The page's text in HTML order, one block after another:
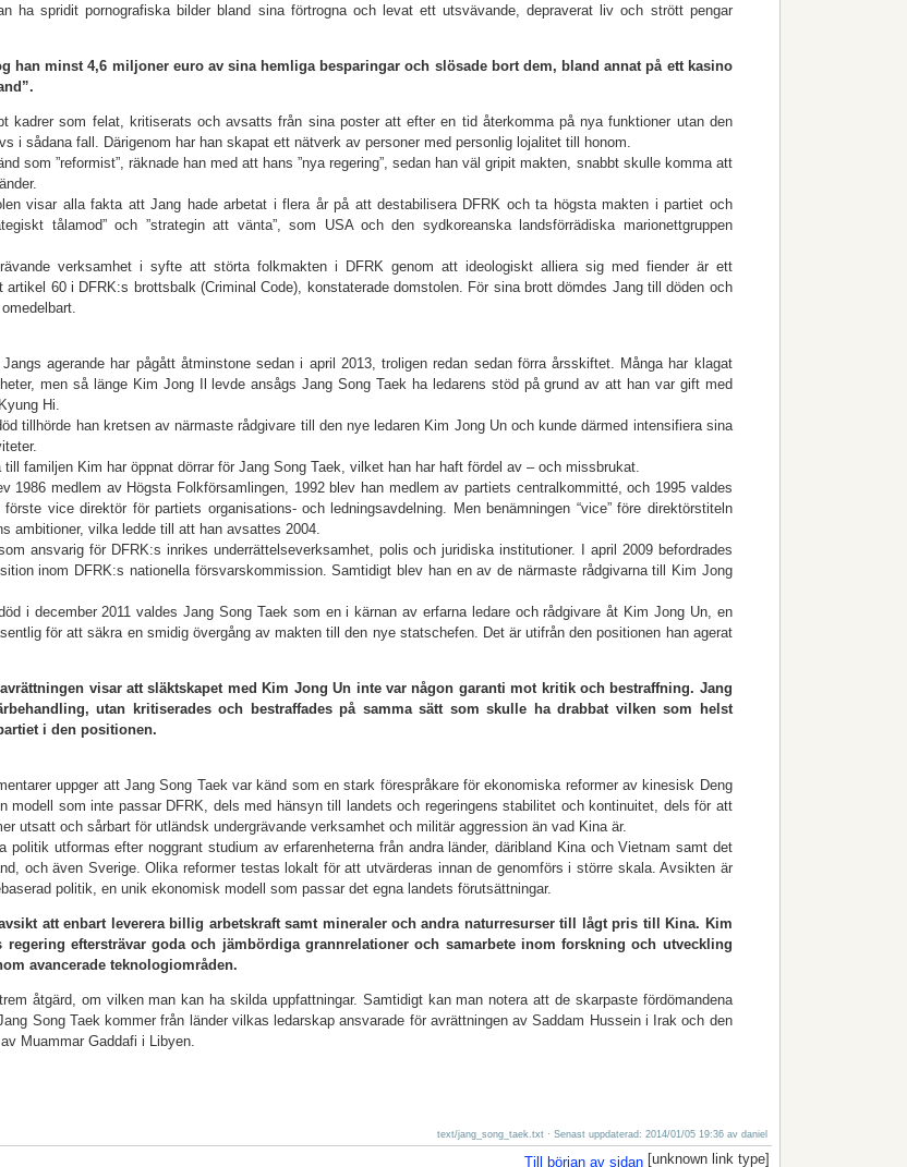
ha spridit pornografiska bilder bland sina förtrogna och levat ett utsvävande, depraverat liv och strött pengar
han minst 4,6 miljoner euro av sina hemliga besparingar och slösade bort dem, bland annat på ett kasino
kadrer som felat, kritiserats och avsatts från sina poster att efter en tid återkomma på nya funktioner utan den
i sådana fall. Därigenom har han skapat ett nätverk av personer med personlig lojalitet till honom.
som ”reformist”, räknade han med att hans ”nya regering”, sedan han väl gripit makten, snabbt skulle komma att
visar alla fakta att Jang hade arbetat i flera år på att destabilisera DFRK och ta högsta makten i partiet och
tålamod” och ”strategin att vänta”, som USA och den sydkoreanska landsförrädiska marionettgruppen
verksamhet i syfte att störta folkmakten i DFRK genom att ideologiskt alliera sig med fiender är ett
artikel 60 i DFRK:s brottsbalk (Criminal Code), konstaterade domstolen. För sina brott dömdes Jang till döden och
agerande har pågått åtminstone sedan i april 2013, troligen redan sedan förra årsskiftet. Många har klagat
men så länge Kim Jong Il levde ansågs Jang Song Taek ha ledarens stöd på grund av att han var gift med
Hi.
tillhörde han kretsen av närmaste rådgivare till den nye ledaren Kim Jong Un och kunde därmed intensifiera sina
till familjen Kim har öppnat dörrar för Jang Song Taek, vilket han har haft fördel av – och missbrukat.
1986 medlem av Högsta Folkförsamlingen, 1992 blev han medlem av partiets centralkommitté, och 1995 valdes
vice direktör för partiets organisations- och ledningsavdelning. Men benämningen “vice” före direktörstiteln
ambitioner, vilka ledde till att han avsattes 2004.
ansvarig för DFRK:s inrikes underrättelseverksamhet, polis och juridiska institutioner. I april 2009 befordrades
inom DFRK:s nationella försvarskommission. Samtidigt blev han en av de närmaste rådgivarna till Kim Jong
i december 2011 valdes Jang Song Taek som en i kärnan av erfarna ledare och rådgivare åt Kim Jong Un, en
för att säkra en smidig övergång av makten till den nye statschefen. Det är utifrån den positionen han agerat
visar att släktskapet med Kim Jong Un inte var någon garanti mot kritik och bestraffning. Jang
utan kritiserades och bestraffades på samma sätt som skulle ha drab­bat vilken som helst
i den positionen.
uppger att Jang Song Taek var känd som en stark förespråkare för ekonomiska reformer av kinesisk Deng
modell som inte passar DFRK, dels med hänsyn till landets och regeringens stabilitet och kontinuitet, dels för att
utsatt och sårbart för utländsk undergrävande verksamhet och militär aggression än vad Kina är.
politik utformas efter noggrant studium av erfarenheterna från andra länder, däribland Kina och Vietnam samt det
och även Sverige. Olika reformer testas lokalt för att utvärderas innan de genomförs i större skala. Avsikten är
politik, en unik ekonomisk modell som passar det egna landets förutsättningar.
att enbart leverera billig arbetskraft samt mineraler och andra natur­resurser till lågt pris till Kina. Kim
regering eftersträvar goda och jämbördiga grannrelationer och samarbete inom forskning och utveckling
avance­rade teknologiområden.
åtgärd, om vilken man kan ha skilda uppfattningar. Samtidigt kan man notera att de skarpaste fördömandena
Song Taek kommer från länder vilkas ledarskap ansvarade för avrättningen av Saddam Hussein i Irak och den
Muammar Gaddafi i Libyen.
text/jang_song_taek.txt· Senast uppdaterad: 2014/01/05 19:36 av daniel
[unknown link type]
Till början av sidan